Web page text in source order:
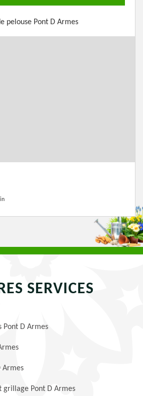
pelouse Pont D Armes
SERVICES
Pont D Armes
Armes
grillage Pont D Armes